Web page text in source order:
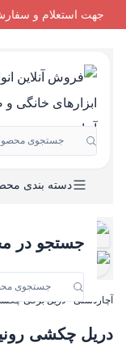
جهت استعلام و
جستجوی
جستجو در
دسته بندی
آچاردستی-دریل برقی
دریل چکشی